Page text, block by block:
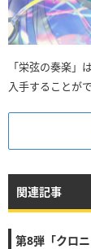
「栄弦の奏楽」
入手することが
関連記事
第8弾「クロ